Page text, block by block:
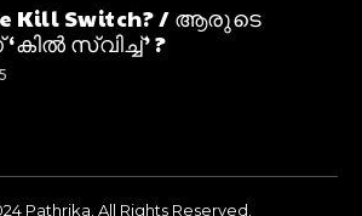
Kill Switch? / ആരുടെ
സ്വിച്ച്’ ?
Pathrika. All Rights Reserved.